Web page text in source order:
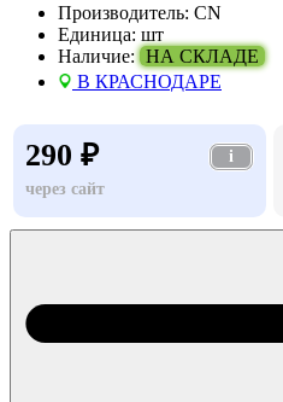
Производитель: CN
Единица: шт
Наличие: НА СКЛАДЕ
В КРАСНОДАРЕ
290 ₽
i
через сайт